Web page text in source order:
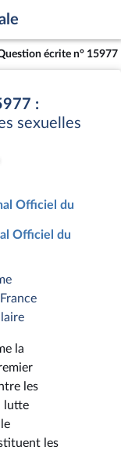
écrite n° 15977
:
sexuelles
Officiel du
Officiel du
la
les
lutte
les